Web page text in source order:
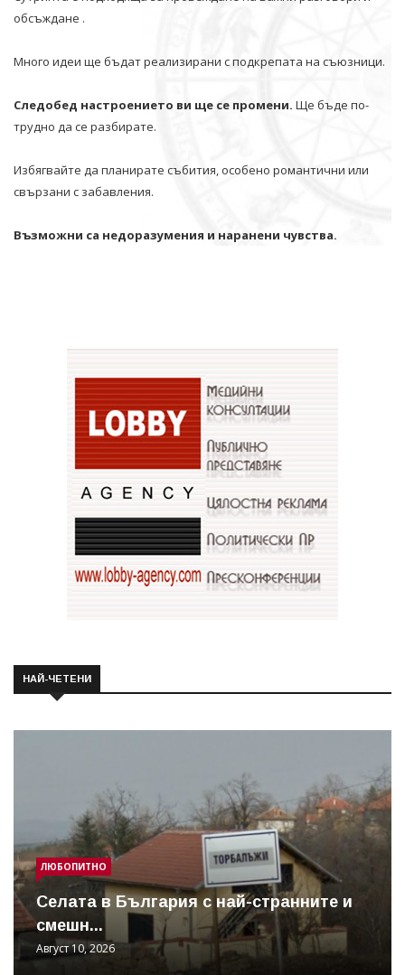
обсъждане .
Много идеи ще бъдат реализирани с подкрепата на съюзници.
Следобед настроението ви ще се промени. Ще бъде по-
трудно да се разбирате.
Избягвайте да планирате събития, особено романтични или
свързани с забавления.
Възможни са недоразумения и наранени чувства.
НАЙ-ЧЕТЕНИ
ЛЮБОПИТНО
Cелата в България с най-странните и
смешн...
Август 10, 2026